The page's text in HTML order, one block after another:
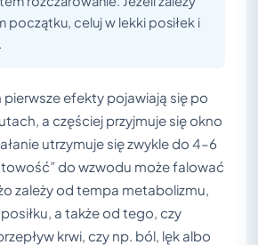
początku, celuj w lekki posiłek i
pierwsze efekty pojawiają się po
a częściej przyjmuje się okno
utrzymuje się zwykle do 4–6
do wzwodu może falować
zależy od tempa metabolizmu,
a także od tego, czy
krwi, czy np. ból, lęk albo